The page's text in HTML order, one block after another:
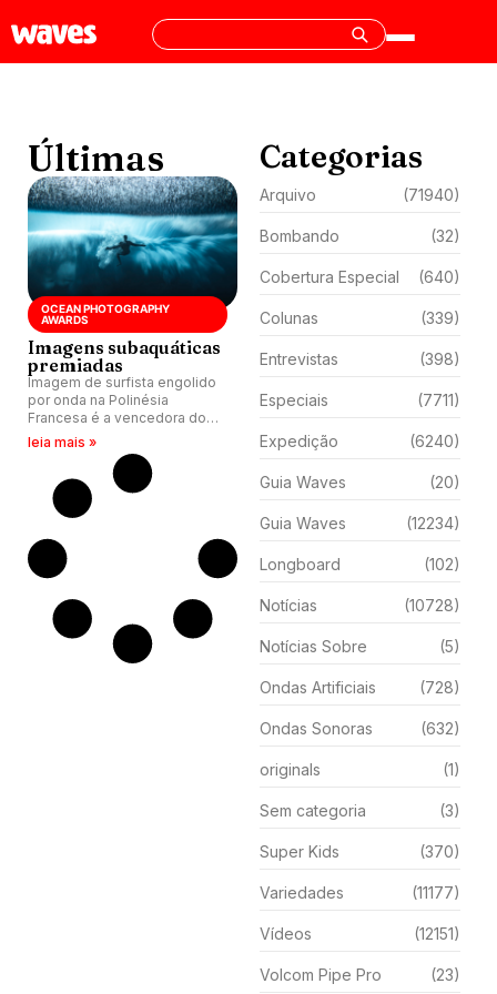
Últimas
OCEAN PHOTOGRAPHY
AWARDS
Imagens subaquáticas
premiadas
Imagem de surfista engolido
por onda na Polinésia
Francesa é a vencedora do
Ocean Photography Awards,
importante prêmio
internacional de fotografia.
leia mais »
Categorias
Arquivo (71940)
Bombando (32)
Cobertura Especial (640)
Colunas (339)
Entrevistas (398)
Especiais (7711)
Expedição (6240)
Guia Waves (20)
Guia Waves (12234)
Longboard (102)
Notícias (10728)
Notícias Sobre (5)
Ondas Artificiais (728)
Ondas Sonoras (632)
originals (1)
Sem categoria (3)
Super Kids (370)
Variedades (11177)
Vídeos (12151)
Volcom Pipe Pro (23)